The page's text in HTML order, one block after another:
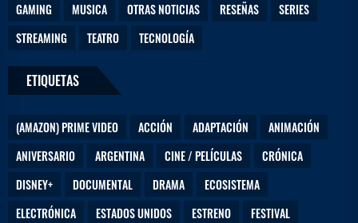
GAMING
MUSICA OTRAS NOTICIAS RESEÑAS
SERIES
STREAMING
TEATRO TECNOLOGÍA
ETIQUETAS
(AMAZON) PRIME VIDEO ACCIÓN ADAPTACIÓN
ANIMACIÓN
ANIVERSARIO
ARGENTINA CINE / PELÍCULAS
CRÓNICA
DISNEY+
DOCUMENTAL DRAMA
ECOSISTEMA
ELECTRÓNICA
ESTADOS UNIDOS ESTRENO
FESTIVAL